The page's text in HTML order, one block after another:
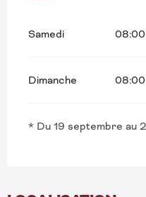
Samedi
Dimanche
* Du 19 septembre au